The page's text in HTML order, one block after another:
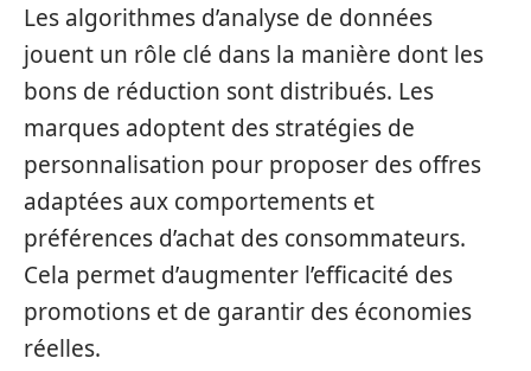
Les algorithmes d’analyse de données
jouent un rôle clé dans la manière dont les
bons de réduction sont distribués. Les
marques adoptent des stratégies de
personnalisation pour proposer des offres
adaptées aux comportements et
préférences d’achat des consommateurs.
Cela permet d’augmenter l’efficacité des
promotions et de garantir des économies
réelles.